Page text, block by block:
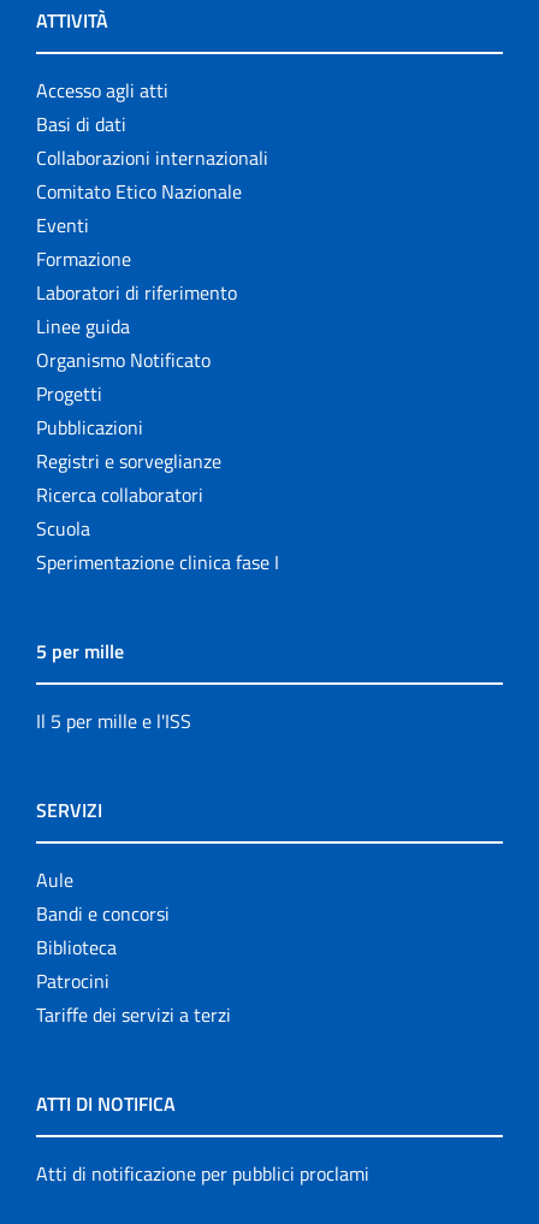
ATTIVITÀ
Accesso agli atti
Basi di dati
Collaborazioni internazionali
Comitato Etico Nazionale
Eventi
Formazione
Laboratori di riferimento
Linee guida
Organismo Notificato
Progetti
Pubblicazioni
Registri e sorveglianze
Ricerca collaboratori
Scuola
Sperimentazione clinica fase I
5 per mille
Il 5 per mille e l'ISS
SERVIZI
Aule
Bandi e concorsi
Biblioteca
Patrocini
Tariffe dei servizi a terzi
ATTI DI NOTIFICA
Atti di notificazione per pubblici proclami